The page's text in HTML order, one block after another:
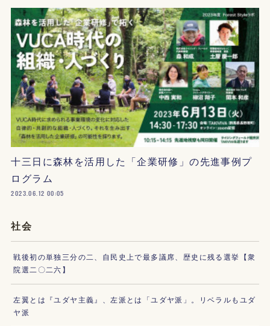
十三日に森林を活用した「企業研修」の先進事例プ
ログラム
2023.06.12 00:05
社会
戦後初の単独三分の二、自民史上で最多議席、歴史に残る選挙【衆
院選二〇二六】
左翼とは『ユダヤ主義』、左派とは「ユダヤ派」。リベラルもユダ
ヤ派